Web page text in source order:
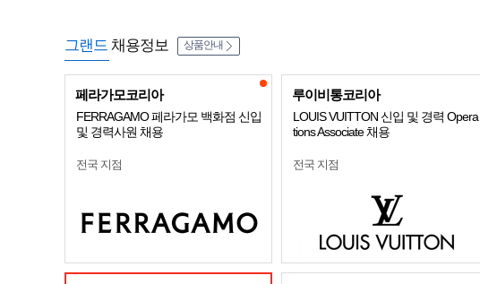
그랜드 채용정보 상품안내
페라가모코리아
FERRAGAMO 페라가모 백화점 신입
및 경력사원 채용
전국 지점
루이비통코리아
LOUIS VUITTON 신입 및 경력 Opera
tions Associate 채용
전국 지점